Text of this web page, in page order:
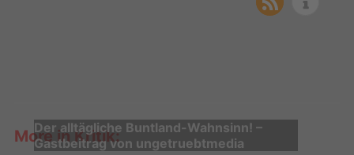
More in Kritik:
Der alltägliche Buntland-Wahnsinn! –
Gastbeitrag von ungetruebtmedia